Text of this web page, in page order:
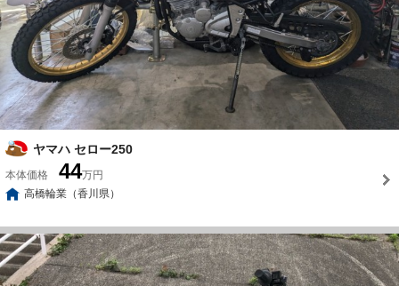
ヤマハ セロー250
本体価格 44万円
高橋輪業（香川県）